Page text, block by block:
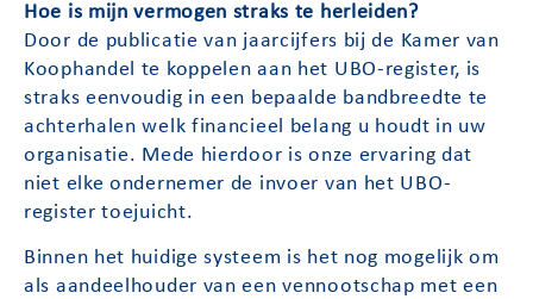
Hoe is mijn vermogen straks te herleiden?
Door de publicatie van jaarcijfers bij de Kamer van
Koophandel te koppelen aan het UBO-register, is
straks eenvoudig in een bepaalde bandbreedte te
achterhalen welk financieel belang u houdt in uw
organisatie. Mede hierdoor is onze ervaring dat
niet elke ondernemer de invoer van het UBO-
register toejuicht.
Binnen het huidige systeem is het nog mogelijk om
als aandeelhouder van een vennootschap met een